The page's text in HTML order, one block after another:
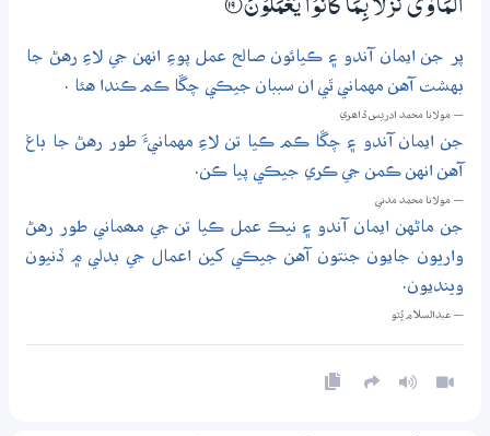
الْمَاْوٰي ۡ نُزُلًۢا بِـمَا كَانُوْا يَعْمَلُوْنَ ؀19
پر جن ايمان آندو ۽ ڪيائون صالح عمل پوءِ انهن جي لاءِ رهڻ جا
بهشت آهن مهماني ٿي ان سببان جيڪي چڱا ڪم ڪندا هئا .
— مولانا محمد ادريس ڏاھري
جن ايمان آندو ۽ چڱا ڪم ڪيا تن لاءِ مهمانيءَ طور رهڻ جا باغ
آهن انهن ڪمن جي ڪري جيڪي پيا ڪن.
— مولانا محمد مدني
جن ماڻهن ايمان آندو ۽ نيڪ عمل ڪيا تن جي مھماني طور رهڻ
واريون جايون جنتون آهن جيڪي کين اعمال جي بدلي ۾ ڏنيون
وينديون.
— عبدالسلام ڀُٽو